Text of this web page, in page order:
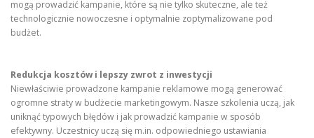
mogą prowadzić kampanie, które są nie tylko skuteczne, ale też
technologicznie nowoczesne i optymalnie zoptymalizowane pod
budżet.
Redukcja kosztów i lepszy zwrot z inwestycji
Niewłaściwie prowadzone kampanie reklamowe mogą generować
ogromne straty w budżecie marketingowym. Nasze szkolenia uczą, jak
uniknąć typowych błędów i jak prowadzić kampanie w sposób
efektywny. Uczestnicy uczą się m.in. odpowiedniego ustawiania